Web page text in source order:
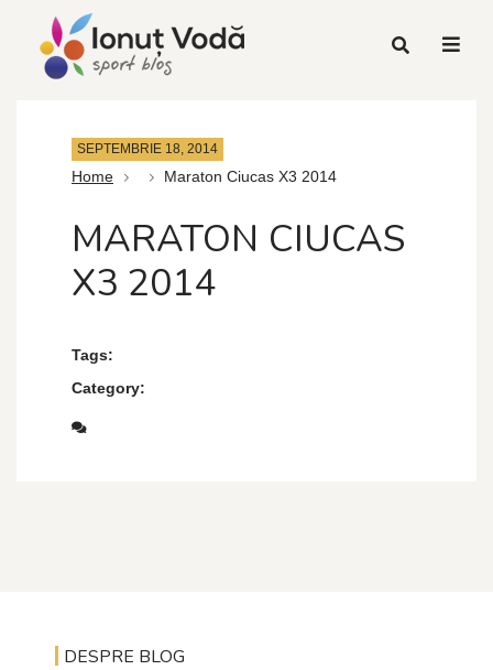
SEPTEMBRIE 18, 2014
Home Maraton Ciucas X3 2014
MARATON CIUCAS
X3 2014
Tags:
Category:
DESPRE BLOG